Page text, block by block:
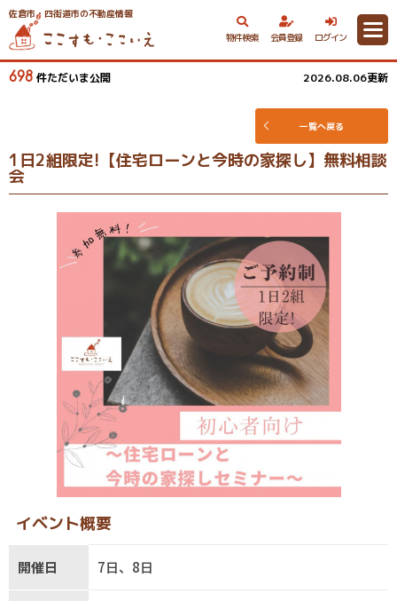
佐倉市・四街道市の不動産情報
物件検索
会員登録 ログイン
698 件ただいま公開 2026.08.06更新
一覧へ戻る
1日2組限定!【住宅ローンと今時の家探し】無料相談
会
イベント概要
開催日 7日、8日